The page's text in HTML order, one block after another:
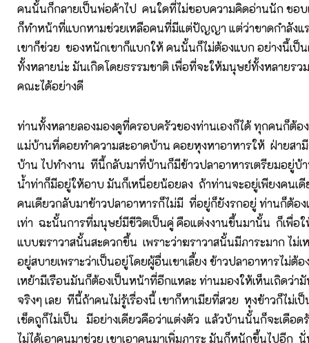
คนนั้นก็กลายเป็นพ่อค้าไป คนใดที่ไม่ชอบความคิดอ่านนัก ชอบ
ก็ทำหน้าที่แบกหามช่วยเหลือคนที่มีแต่ปัญญา แต่ว่าขาดกำลังแ
เขาก็ช่วย ของหนักเขาก็แบกให้ คนนั้นก็ไม่ต้องแบก อย่างนี้เ
ทั้งหลายน่ะ มันเกิดโดยธรรมชาติ เพื่อที่จะให้มนุษย์ทั้งหลายรว
คณะได้อย่างดี
ท่านทั้งหลายลองมองดูที่ครอบครัวของท่านเองก็ได้ ทุกคนก็ต้อ
แม่บ้านที่คอยทำความสะอาดบ้าน คอยหุงหาอาหารให้ ฝ่ายสา
บ้าน ไปทำงาน ทีนี้กลับมาที่บ้านก็มีข้าวปลาอาหารเตรียมอยู่บ้า
น้ำท่าก็มีอยู่ให้อาบ มันก็เหนื่อยน้อยลง ถ้าท่านจะอยู่เพียงคนเดี
คนเดียวกลับมาข้าวปลาอาหารก็ไม่มี ที่อยู่ก็ยังรกอยู่ ท่านก็ต้อง
เท่า ฉะนั้นการที่มนุษย์มีชีวิตเป็นคู่ คือแต่งงานขึ้นมานั้น ก็เพื่อใ
แบบฆราวาสนั้นสะดวกขึ้น เพราะว่าฆราวาสนั้นมีภาระมาก ไม่
อยู่สบายเพราะว่าเป็นอยู่โดยผู้อื่นเขาเลี้ยง ข้าวปลาอาหารไม่ต้
เหย้ามีเรือนมันก็ต้องเป็นหน้าที่อีกแหละ ท่านมองให้เห็นเถิดว่า
จริงๆ เลย ทีนี้ถ้าคนไม่รู้เรื่องนี้ เขาก็หาเมียที่สวย หุงข้าวก็ไม่เ
เช็ดถูก็ไม่เป็น มีอย่างเดียวคือว่าแต่งตัว แล้วบ้านนั้นก็จะเดือด
ไม่ได้เอาคนมาช่วย เขาเอาคนมาเพิ่มภาระ มันก็หนักขึ้นไปอีก นั่